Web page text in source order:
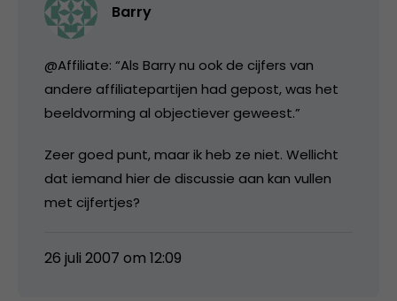
Barry
@Affiliate: “Als Barry nu ook de cijfers van
andere affiliatepartijen had gepost, was het
beeldvorming al objectiever geweest.”
Zeer goed punt, maar ik heb ze niet. Wellicht
dat iemand hier de discussie aan kan vullen
met cijfertjes?
26 juli 2007 om 12:09